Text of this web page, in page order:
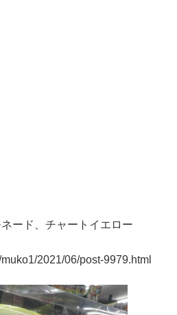
ード、チャートイエロー
2021/06/post-9979.html